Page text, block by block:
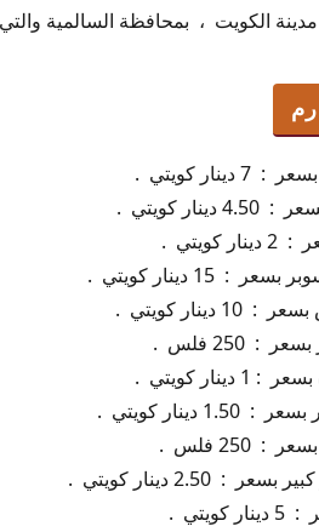
الكويت ، بمحافظة السالمية
كويتي .
كويتي .
.
دينار كويتي .
كويتي .
فلس .
كويتي .
كويتي .
فلس .
2.50 دينار كويتي .
.